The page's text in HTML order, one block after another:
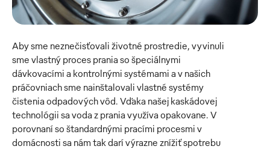
Aby sme neznečisťovali životné prostredie, vyvinuli
sme vlastný proces prania so špeciálnymi
dávkovacími a kontrolnými systémami a v našich
práčovniach sme nainštalovali vlastné systémy
čistenia odpadových vôd. Vďaka našej kaskádovej
technológii sa voda z prania využíva opakovane. V
porovnaní so štandardnými pracími procesmi v
domácnosti sa nám tak darí výrazne znížiť spotrebu